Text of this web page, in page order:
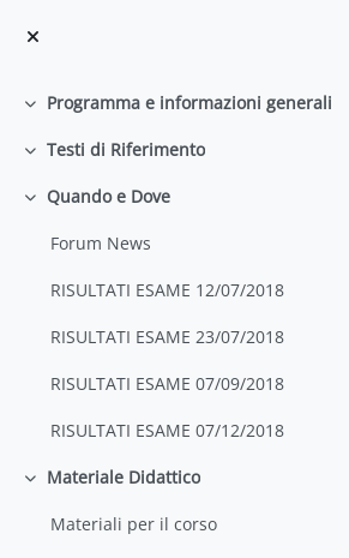
Minimizza
Programma e informazioni generali
Minimizza
Testi di Riferimento
Minimizza
Quando e Dove
Forum News
RISULTATI ESAME 12/07/2018
RISULTATI ESAME 23/07/2018
RISULTATI ESAME 07/09/2018
RISULTATI ESAME 07/12/2018
Minimizza
Materiale Didattico
Materiali per il corso